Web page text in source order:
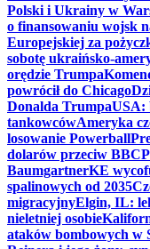
Polski i Ukrainy w
o finansowaniu wojsk
Europejskiej za
sobotę ukraińsko-
orędzie Trumpa
powrócił do Chicago
Donalda TrumpaUSA:
tankowcówAmeryka
losowanie Powerball
dolarów przeciw BBC
BaumgartnerKE
spalinowych od 2035
migracyjnyElgin, IL:
nieletniej osobie
ataków bombowych w